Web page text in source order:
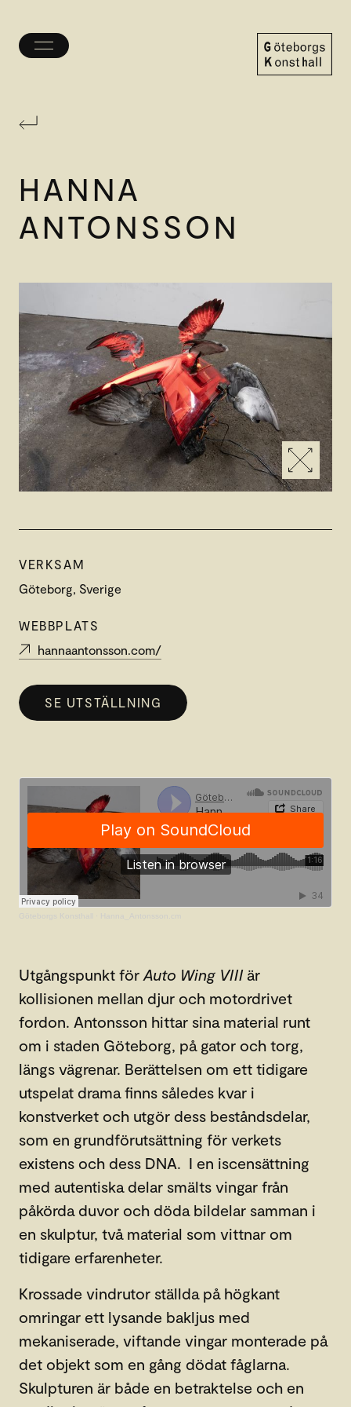
Öppna/stäng
HANNA
ANTONSSON
VERKSAM
Göteborg, Sverige
WEBBPLATS
hannaantonsson.com/
SE UTSTÄLLNING
Göteborgs Konsthall
Utgångspunkt för Auto Wing VIIIär
kollisionen mellan djur och motordrivet
fordon. Antonsson hittar sina material runt
om i staden Göteborg, på gator och torg,
längs vägrenar. Berättelsen om ett tidigare
utspelat drama finns således kvar i
konstverket och utgör dess beståndsdelar,
som en grundförutsättning för verkets
existens och dess DNA. I en iscensättning
med autentiska delar smälts vingar från
påkörda duvor och döda bildelar samman i
en skulptur, två material som vittnar om
tidigare erfarenheter.
Krossade vindrutor ställda på högkant
omringar ett lysande bakljus med
mekaniserade, viftande vingar monterade på
det objekt som en gång dödat fåglarna.
Skulpturen är både en betraktelse och en